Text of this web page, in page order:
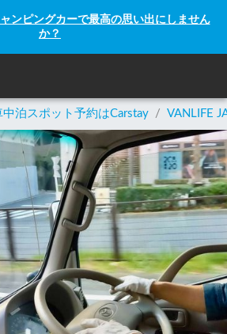
ンピングカーで最高の思い出にしません
か？
泊スポット予約はCarstay / VANLIFE